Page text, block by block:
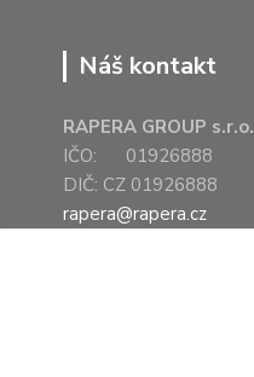
Náš kontakt
RAPERA GROUP s.r.o.
IČO: 01926888
DIČ: CZ 01926888
rapera@rapera.cz